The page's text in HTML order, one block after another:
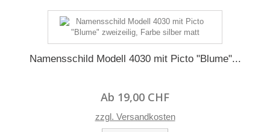
Namensschild Modell 4030 mit Picto "Blume"...
Ab 19,00 CHF
zzgl. Versandkosten